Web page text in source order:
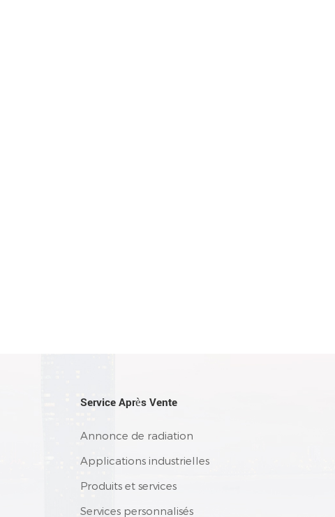
Service Après Vente
Annonce de radiation
Applications industrielles
Produits et services
Services personnalisés